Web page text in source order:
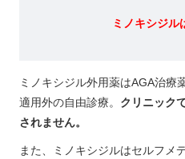
ミノキシジル
ミノキシジル外用薬はAGA治療
適用外の自由診療。 クリニック
されません。
また、ミノキシジルはセルフメ